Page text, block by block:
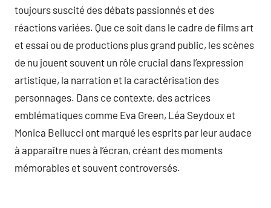
toujours suscité des débats passionnés et des
réactions variées. Que ce soit dans le cadre de films art
et essai ou de productions plus grand public, les scènes
de nu jouent souvent un rôle crucial dans l’expression
artistique, la narration et la caractérisation des
personnages. Dans ce contexte, des actrices
emblématiques comme Eva Green, Léa Seydoux et
Monica Bellucci ont marqué les esprits par leur audace
à apparaître nues à l’écran, créant des moments
mémorables et souvent controversés.